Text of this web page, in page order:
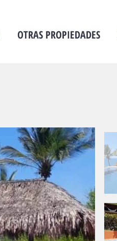
OTRAS PROPIEDADES